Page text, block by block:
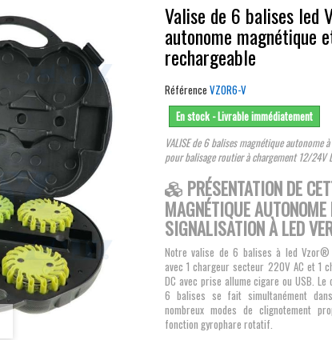
Valise de 6 balises led
autonome magnétique
rechargeable
Référence VZOR6-V
En stock - Livrable immédiatement
VALISE de 6 balises magnétique autonome
pour balisage routier à chargement 12/24V
PRÉSENTATION DE
MAGNÉTIQUE AUTONOME
SIGNALISATION À LED
Notre valise de 6 balises à led
avec 1 chargeur secteur 220V AC et 1
DC avec prise allume cigare ou USB. Le
6 balises se fait simultanément
nombreux modes de clignotement
fonction gyrophare rotatif.